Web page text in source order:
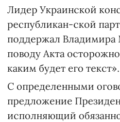
Лидер Украинской
республикан-ской
поддержал Владимира
поводу Акта
каким будет его текст».
С определенными
предложение
исполняющий